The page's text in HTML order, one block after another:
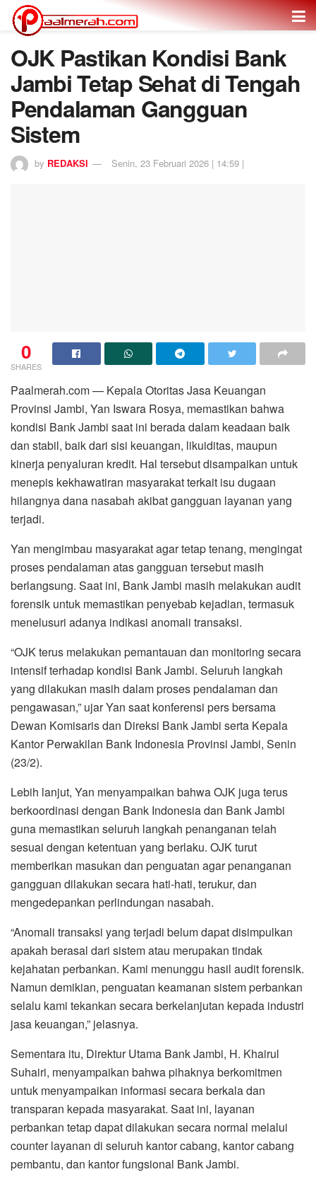
OJK Pastikan Kondisi Bank
Jambi Tetap Sehat di Tengah
Pendalaman Gangguan
Sistem
by REDAKSI Senin, 23 Februari 2026 | 14:59 |
0
SHARES
Paalmerah.com — Kepala Otoritas Jasa Keuangan
Provinsi Jambi, Yan Iswara Rosya, memastikan bahwa
kondisi Bank Jambi saat ini berada dalam keadaan baik
dan stabil, baik dari sisi keuangan, likuiditas, maupun
kinerja penyaluran kredit. Hal tersebut disampaikan untuk
menepis kekhawatiran masyarakat terkait isu dugaan
hilangnya dana nasabah akibat gangguan layanan yang
terjadi.
Yan mengimbau masyarakat agar tetap tenang, mengingat
proses pendalaman atas gangguan tersebut masih
berlangsung. Saat ini, Bank Jambi masih melakukan audit
forensik untuk memastikan penyebab kejadian, termasuk
menelusuri adanya indikasi anomali transaksi.
“OJK terus melakukan pemantauan dan monitoring secara
intensif terhadap kondisi Bank Jambi. Seluruh langkah
yang dilakukan masih dalam proses pendalaman dan
pengawasan,” ujar Yan saat konferensi pers bersama
Dewan Komisaris dan Direksi Bank Jambi serta Kepala
Kantor Perwakilan Bank Indonesia Provinsi Jambi, Senin
(23/2).
Lebih lanjut, Yan menyampaikan bahwa OJK juga terus
berkoordinasi dengan Bank Indonesia dan Bank Jambi
guna memastikan seluruh langkah penanganan telah
sesuai dengan ketentuan yang berlaku. OJK turut
memberikan masukan dan penguatan agar penanganan
gangguan dilakukan secara hati-hati, terukur, dan
mengedepankan perlindungan nasabah.
“Anomali transaksi yang terjadi belum dapat disimpulkan
apakah berasal dari sistem atau merupakan tindak
kejahatan perbankan. Kami menunggu hasil audit forensik.
Namun demikian, penguatan keamanan sistem perbankan
selalu kami tekankan secara berkelanjutan kepada industri
jasa keuangan,” jelasnya.
Sementara itu, Direktur Utama Bank Jambi, H. Khairul
Suhairi, menyampaikan bahwa pihaknya berkomitmen
untuk menyampaikan informasi secara berkala dan
transparan kepada masyarakat. Saat ini, layanan
perbankan tetap dapat dilakukan secara normal melalui
counter layanan di seluruh kantor cabang, kantor cabang
pembantu, dan kantor fungsional Bank Jambi.